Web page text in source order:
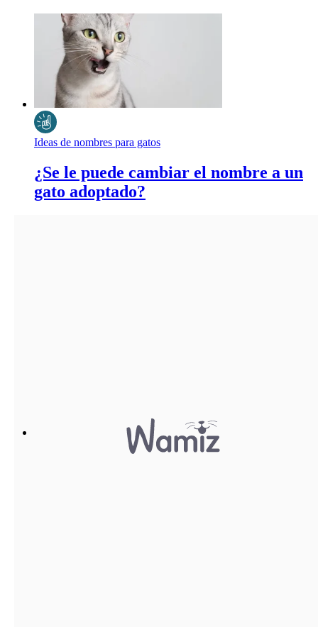
Ideas de nombres para gatos
¿Se le puede cambiar el nombre a un
gato adoptado?